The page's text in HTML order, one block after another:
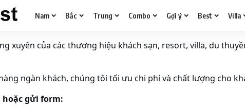
Nam Bắc Trung Combo Gợi ý Best Villa
xuyên của các thương hiệu khách sạn, resort, villa, du
ngàn khách, chúng tôi tối ưu chi phí và chất lượng cho
gửi form: